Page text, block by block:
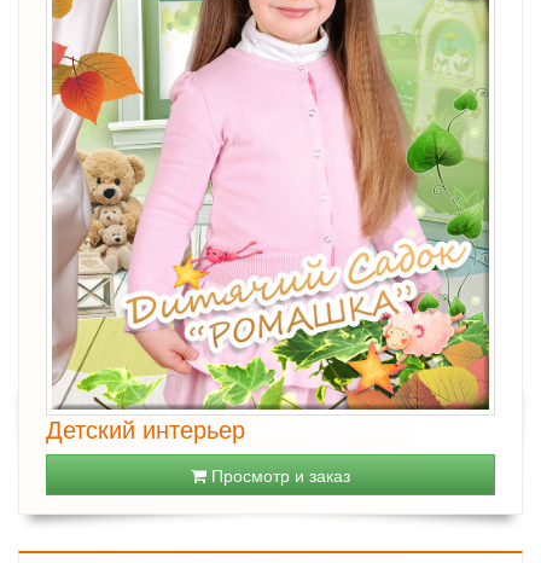
Детский интерьер
Просмотр и заказ